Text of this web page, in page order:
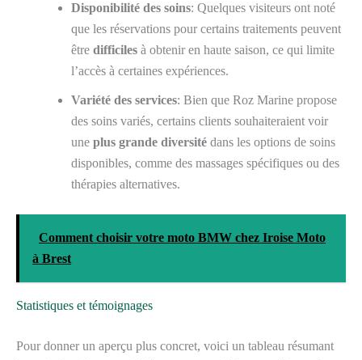
Disponibilité des soins: Quelques visiteurs ont noté
que les réservations pour certains traitements peuvent
être difficiles à obtenir en haute saison, ce qui limite
l’accès à certaines expériences.
Variété des services: Bien que Roz Marine propose
des soins variés, certains clients souhaiteraient voir
une plus grande diversité dans les options de soins
disponibles, comme des massages spécifiques ou des
thérapies alternatives.
Comment choisir votre moto BMW chez Iroise Moto
à Brest
Statistiques et témoignages
Pour donner un aperçu plus concret, voici un tableau résumant